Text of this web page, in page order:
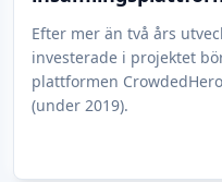
verksamhet i
Efter mer än två års
investerade i projektet
plattformen
(under 2019).